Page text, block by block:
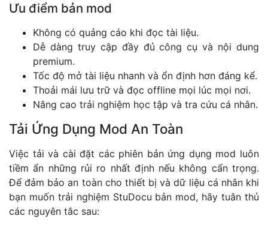
Ưu điểm bản mod
Không có quảng cáo khi đọc tài liệu.
Dễ dàng truy cập đầy đủ công cụ và nội dung
premium.
Tốc độ mở tài liệu nhanh và ổn định hơn đáng kể.
Thoải mái lưu trữ và đọc offline mọi lúc mọi nơi.
Nâng cao trải nghiệm học tập và tra cứu cá nhân.
Tải Ứng Dụng Mod An Toàn
Việc tải và cài đặt các phiên bản ứng dụng mod luôn
tiềm ẩn những rủi ro nhất định nếu không cẩn trọng.
Để đảm bảo an toàn cho thiết bị và dữ liệu cá nhân khi
bạn muốn trải nghiệm StuDocu bản mod, hãy tuân thủ
các nguyên tắc sau: